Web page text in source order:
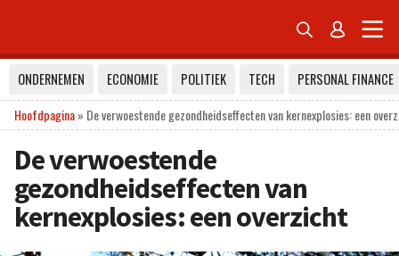
 
ONDERNEMEN ECONOMIE POLITIEK TECH
PERSONAL FINANCE
Hoofdpagina» De verwoestende gezondheidseffecten van kernexplosies: een
De verwoestende
gezondheidseffecten van
kernexplosies: een overzicht